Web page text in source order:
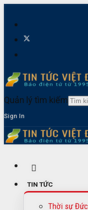
Quản lý tìm kiếm
Sign In
TIN TỨC
Thời sự Đức